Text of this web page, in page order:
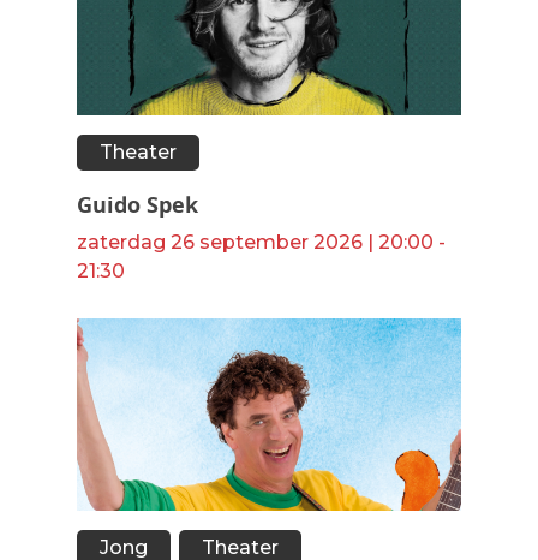
Theater
Guido Spek
zaterdag 26 september 2026 | 20:00 -
21:30
Jong Theater